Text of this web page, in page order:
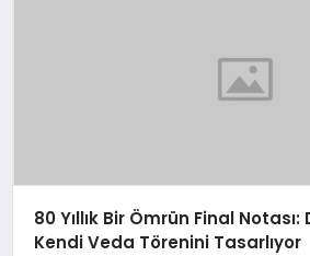
80 Yıllık Bir Ömrün Final
Kendi Veda Törenini Tasarlıyor